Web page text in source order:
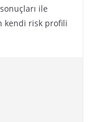
ile
kendi risk profili